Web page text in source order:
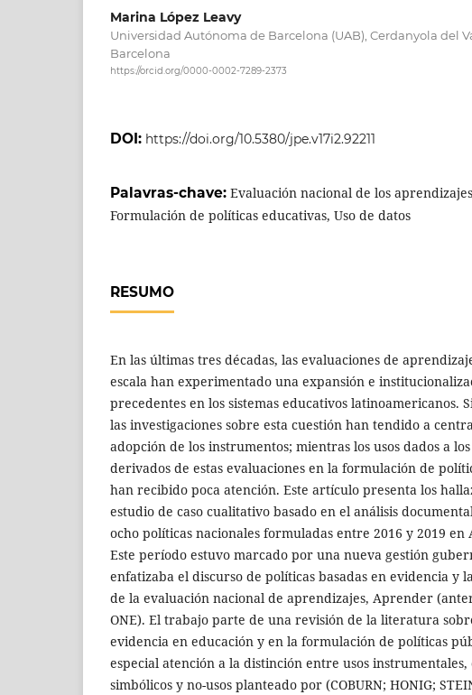
Marina López Leavy
Universidad Autónoma de Barcelona (UAB), Cerdanyola del
Barcelona
https://orcid.org/0000-0002-7289-2373
DOI: https://doi.org/10.5380/jpe.v17i2.92211
Palavras-chave: Evaluación nacional de los
Formulación de políticas educativas, Uso de datos
RESUMO
En las últimas tres décadas, las evaluaciones de
escala han experimentado una expansión e
precedentes en los sistemas educativos latinoamericanos.
las investigaciones sobre esta cuestión han tendido a
adopción de los instrumentos; mientras los usos dados a
derivados de estas evaluaciones en la formulación de
han recibido poca atención. Este artículo presenta los
estudio de caso cualitativo basado en el análisis
ocho políticas nacionales formuladas entre 2016 y 2019 en
Este período estuvo marcado por una nueva gestión
enfatizaba el discurso de políticas basadas en evidencia y
de la evaluación nacional de aprendizajes, Aprender
ONE). El trabajo parte de una revisión de la literatura
evidencia en educación y en la formulación de políticas
especial atención a la distinción entre usos instrumentales,
simbólicos y no-usos planteado por (COBURN; HONIG;